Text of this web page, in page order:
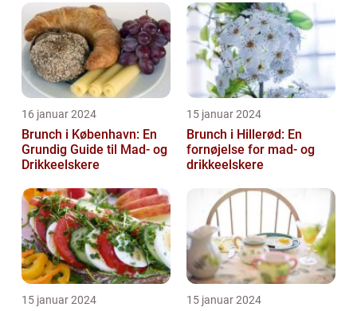
frokost
16 januar 2024
Brunch i København: En
Grundig Guide til Mad- og
Drikkeelskere
15 januar 2024
Brunch i Hillerød: En
fornøjelse for mad- og
drikkeelskere
15 januar 2024 15 januar 2024